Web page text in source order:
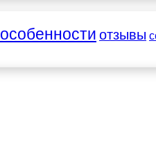
особенности отзывы